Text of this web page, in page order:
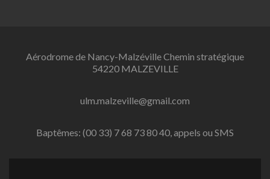
Aérodrome de Nancy-Malzéville Chemin stratégique
54220 MALZEVILLE
ulm.malzeville@gmail.com
Baptêmes: (00 33) 7 68 73 80 40, appels ou SMS